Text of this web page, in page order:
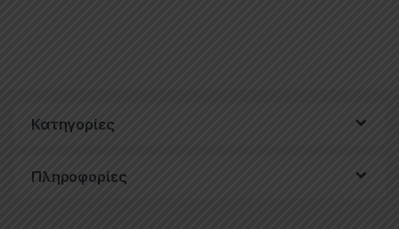
Κατηγορίες
Πληροφορίες